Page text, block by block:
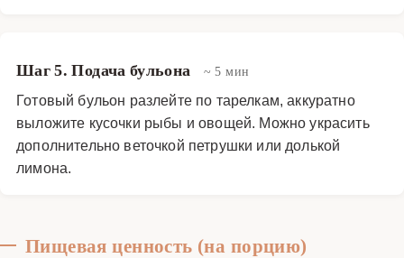
Шаг 5. Подача бульона ~ 5 мин
Готовый бульон разлейте по тарелкам, аккуратно
выложите кусочки рыбы и овощей. Можно украсить
дополнительно веточкой петрушки или долькой
лимона.
Пищевая ценность (на порцию)